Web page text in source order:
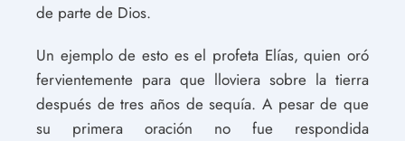
de parte de Dios.
Un ejemplo de esto es el profeta Elías, quien oró
fervientemente para que lloviera sobre la tierra
después de tres años de sequía. A pesar de que
su primera oración no fue respondida